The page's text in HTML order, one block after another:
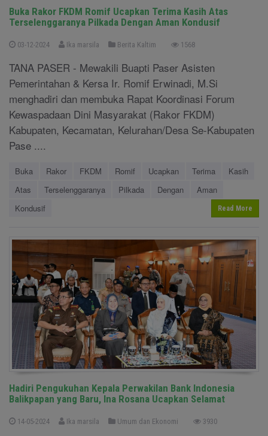
Buka Rakor FKDM Romif Ucapkan Terima Kasih Atas
Terselenggaranya Pilkada Dengan Aman Kondusif
03-12-2024 Ika marsila Berita Kaltim 1568
TANA PASER - Mewakili Buapti Paser Asisten
Pemerintahan & Kersa Ir. Romif Erwinadi, M.Si
menghadiri dan membuka Rapat Koordinasi Forum
Kewaspadaan Dini Masyarakat (Rakor FKDM)
Kabupaten, Kecamatan, Kelurahan/Desa Se-Kabupaten
Pase ....
Buka Rakor FKDM Romif Ucapkan Terima
Kasih
Atas
Terselenggaranya Pilkada Dengan
Aman
Kondusif
Read More
Hadiri Pengukuhan Kepala Perwakilan Bank Indonesia
Balikpapan yang Baru, Ina Rosana Ucapkan Selamat
14-05-2024 Ika marsila Umum dan Ekonomi 3930